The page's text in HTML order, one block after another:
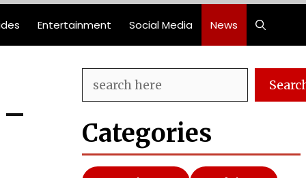
Entertainment Social Media News
Categories